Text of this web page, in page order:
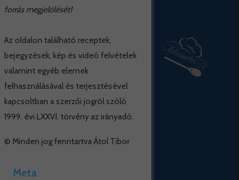
forrás megjelölését!
Az oldalon található receptek,
bejegyzések, kép és videó felvételek
valamint egyéb elemek
felhasználásával és terjesztésével
kapcsoltban a szerzői jogról szóló
1999. évi LXXVI. törvény az irányadó.
© Minden jog fenntartva Átol Tibor
Meta